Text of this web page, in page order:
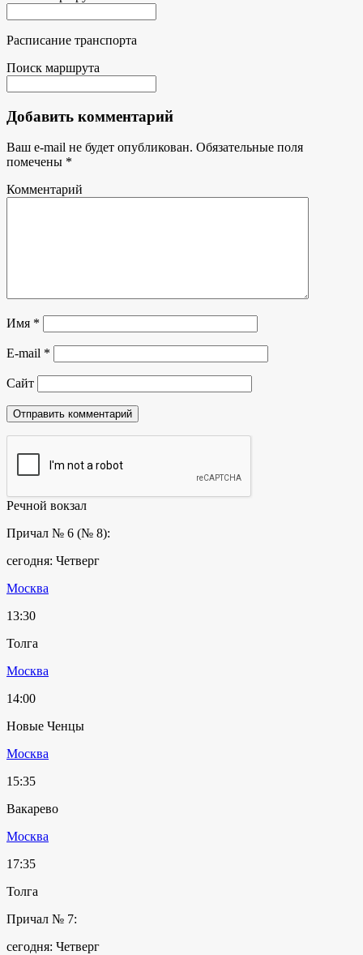
Расписание транспорта
Поиск маршрута
Добавить комментарий
Ваш e-mail не будет опубликован. Обязательные поля
помечены *
Комментарий
Имя *
E-mail *
Сайт
Речной вокзал
Причал № 6 (№ 8):
сегодня: Четверг
Москва
13:30
Толга
Москва
14:00
Новые Ченцы
Москва
15:35
Вакарево
Москва
17:35
Толга
Причал № 7:
сегодня: Четверг